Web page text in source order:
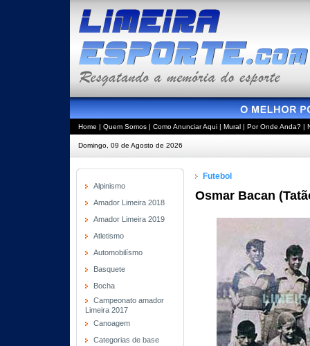
Home | Quem Somos | Como Anunciar Aqui | Mural | Por Onde Anda? |
Domingo, 09 de Agosto de 2026
Alpinismo
Amador Limeira 2018
Amador Limeira 2019
Atletismo
Automobilísmo
Basquete
Bocha
Campeonato amador
Limeira 2017
Canoagem
Categorias de base
Futebol
Osmar Bacan